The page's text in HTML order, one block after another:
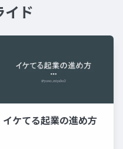
イド
イケてる起業の進め方